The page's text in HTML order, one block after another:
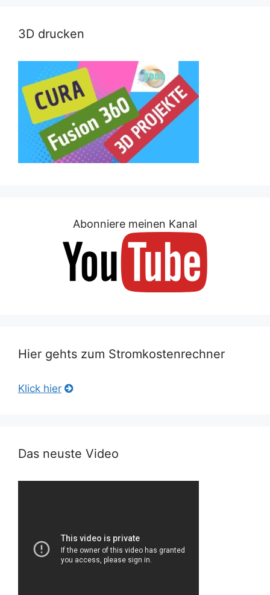
3D drucken
Abonniere meinen Kanal
Hier gehts zum Stromkostenrechner
Klick hier
Das neuste Video